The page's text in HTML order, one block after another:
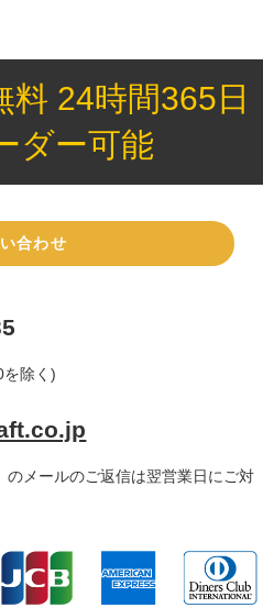
料 24時間365日
ダー可能
合わせ
除く)
メールのご返信は翌営業日にご対